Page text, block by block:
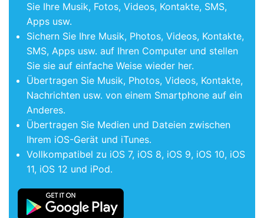
Sie Ihre Musik, Fotos, Videos, Kontakte, SMS,
Apps usw.
Sichern Sie Ihre Musik, Photos, Videos, Kontakte,
SMS, Apps usw. auf Ihren Computer und stellen
Sie sie auf einfache Weise wieder her.
Übertragen Sie Musik, Photos, Videos, Kontakte,
Nachrichten usw. von einem Smartphone auf ein
Anderes.
Übertragen Sie Medien und Dateien zwischen
Ihrem iOS-Gerät und iTunes.
Vollkompatibel zu iOS 7, iOS 8, iOS 9, iOS 10, iOS
11, iOS 12 und iPod.